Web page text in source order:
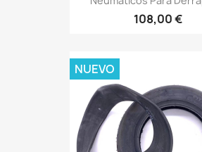
108,00 €
NUEVO